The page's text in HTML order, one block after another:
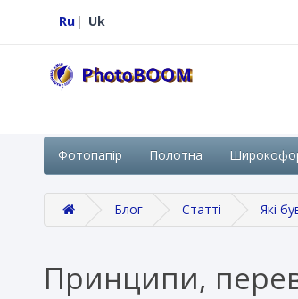
Ru Uk
Фотопапір Полотна
Блог Статті Які
Принципи,